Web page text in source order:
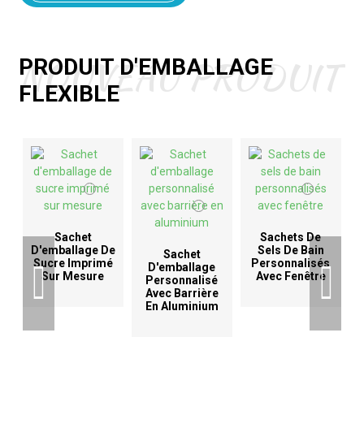
PRODUIT D'EMBALLAGE
FLEXIBLE
NOUVEAU PRODUIT
Sachet
D'emballage De
Sucre Imprimé
Sur Mesure
Sachet
D'emballage
Personnalisé
Avec Barrière
En Aluminium
Sachets De
Sels De Bain
Personnalisés
Avec Fenêtre